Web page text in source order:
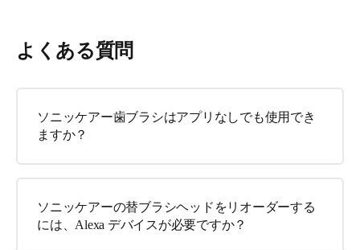
よくある質問
ソニッケアー歯ブラシはアプリなしでも使用でき
ますか？
ソニッケアーの替ブラシヘッドをリオーダーする
には、Alexa デバイスが必要ですか？